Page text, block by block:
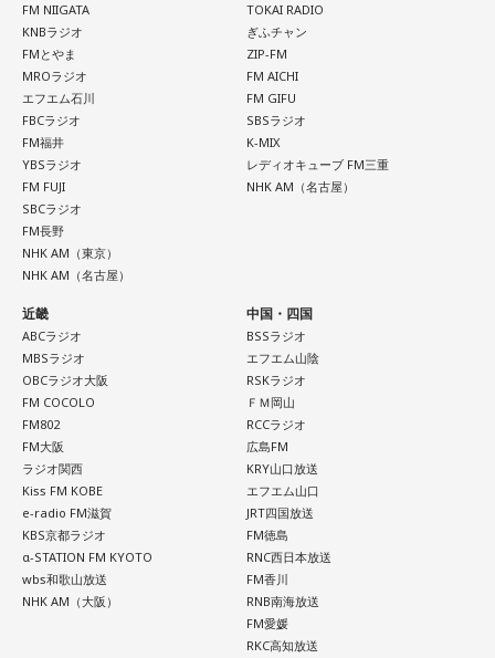
ると「プロのコピーライターが作ったキャッチコピーを機械
に入力しておくと、機械が学習をして色々なコピーを作って
くれるんです。鬼頭さんのキャラクターにピッタリ当てハマ
ったのは偶然かも」とのこと。
ただし、いくら言葉を覚えても、自然な日本語にするのはま
だまだ大変なようで、長文ほど意味が通じない言葉になる可
能性があるそうです。そのため、ある人物が発した言葉を覚
えさせたからといって、ラジオのフリートークのようなトー
クができるかというと、「て・に・を・は」の問題などを含
めて、「今のところは難しい」とのことでした。
狩野先生
：例えば、森谷さんをまるごと”自動化”（コピー）し
て“森谷佳奈bot”みたいなのを作りたいですね。
森谷アナウンサー
：え？ それでは、私の存在意義って、な
に？
狩野先生：オリジナルに価値があると思います。
森谷アナウンサー
：ありがとうございます。先を越されない
FM NIIGATA
KNBラジオ
FMとやま
MROラジオ
エフエム石川
FBCラジオ
FM福井
YBSラジオ
FM FUJI
SBCラジオ
FM長野
NHK AM（東京）
NHK AM（名古屋）
TOKAI RADIO
ぎふチャン
ZIP-FM
FM AICHI
FM GIFU
SBSラジオ
K-MIX
レディオキューブ FM三重
NHK AM（名古屋）
近畿
ABCラジオ
MBSラジオ
OBCラジオ大阪
FM COCOLO
FM802
FM大阪
ラジオ関西
Kiss FM KOBE
e-radio FM滋賀
KBS京都ラジオ
α-STATION FM KYOTO
wbs和歌山放送
NHK AM（大阪）
中国・四国
BSSラジオ
エフエム山陰
RSKラジオ
ＦＭ岡山
RCCラジオ
広島FM
KRY山口放送
エフエム山口
JRT四国放送
FM徳島
RNC西日本放送
FM香川
RNB南海放送
FM愛媛
RKC高知放送